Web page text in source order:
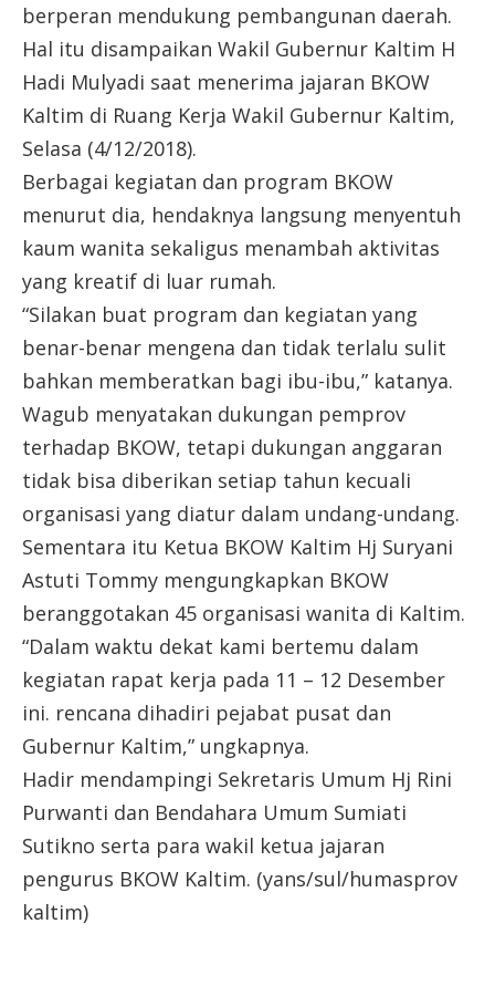
berperan mendukung pembangunan daerah.
Hal itu disampaikan Wakil Gubernur Kaltim H
Hadi Mulyadi saat menerima jajaran BKOW
Kaltim di Ruang Kerja Wakil Gubernur Kaltim,
Selasa (4/12/2018).
Berbagai kegiatan dan program BKOW
menurut dia, hendaknya langsung menyentuh
kaum wanita sekaligus menambah aktivitas
yang kreatif di luar rumah.
“Silakan buat program dan kegiatan yang
benar-benar mengena dan tidak terlalu sulit
bahkan memberatkan bagi ibu-ibu,” katanya.
Wagub menyatakan dukungan pemprov
terhadap BKOW, tetapi dukungan anggaran
tidak bisa diberikan setiap tahun kecuali
organisasi yang diatur dalam undang-undang.
Sementara itu Ketua BKOW Kaltim Hj Suryani
Astuti Tommy mengungkapkan BKOW
beranggotakan 45 organisasi wanita di Kaltim.
“Dalam waktu dekat kami bertemu dalam
kegiatan rapat kerja pada 11 – 12 Desember
ini. rencana dihadiri pejabat pusat dan
Gubernur Kaltim,” ungkapnya.
Hadir mendampingi Sekretaris Umum Hj Rini
Purwanti dan Bendahara Umum Sumiati
Sutikno serta para wakil ketua jajaran
pengurus BKOW Kaltim. (yans/sul/humasprov
kaltim)